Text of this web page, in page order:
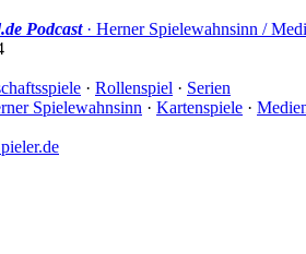
Podcast· Herner Spielewahnsinn /
· Rollenspiel · Serien
Spielewahnsinn · Kartenspiele ·